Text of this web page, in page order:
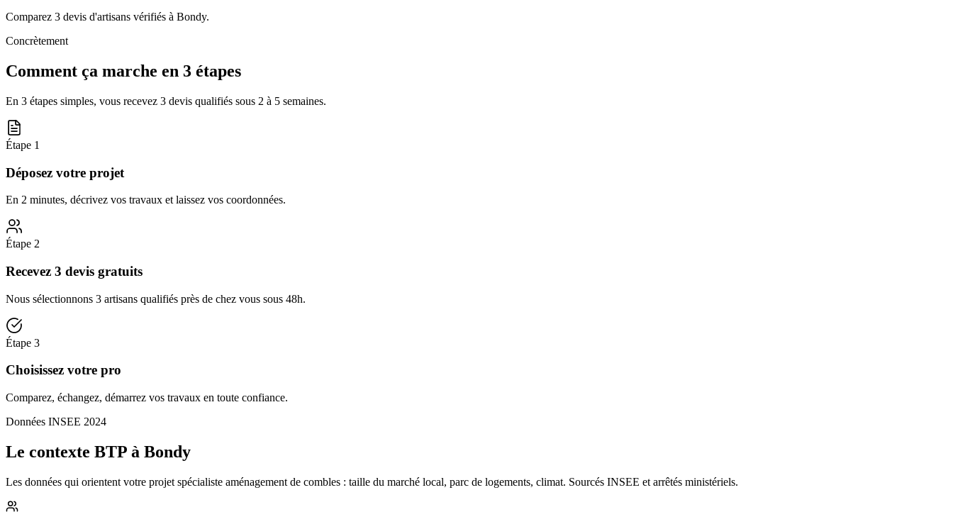
Comparez 3 devis d'artisans vérifiés à Bondy.
Concrètement
Comment ça marche en 3 étapes
En 3 étapes simples, vous recevez 3 devis qualifiés sous 2 à 5 semaines.
Étape 1
Déposez votre projet
En 2 minutes, décrivez vos travaux et laissez vos coordonnées.
Étape 2
Recevez 3 devis gratuits
Nous sélectionnons 3 artisans qualifiés près de chez vous sous 48h.
Étape 3
Choisissez votre pro
Comparez, échangez, démarrez vos travaux en toute confiance.
Données INSEE 2024
Le contexte BTP à Bondy
Les données qui orientent votre projet spécialiste aménagement de combles : taille du marché local, parc de logements, climat. Sourcés INSEE et arrêtés ministériels.